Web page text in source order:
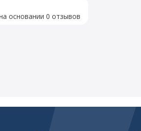
основании 0 отзывов